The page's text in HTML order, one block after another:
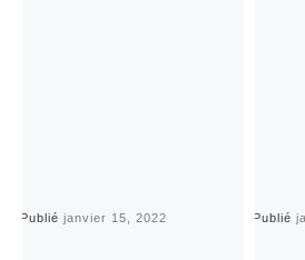
Publiéjanvier 15, 2022 Publié